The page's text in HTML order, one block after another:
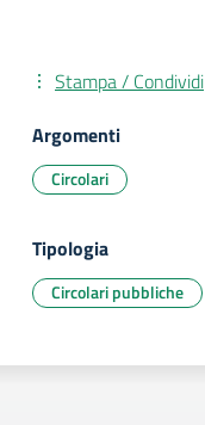
Stampa / Condividi
Argomenti
Circolari
Tipologia
Circolari pubbliche